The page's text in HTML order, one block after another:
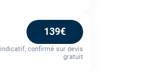
139€
indicatif, confirmé sur devis
gratuit